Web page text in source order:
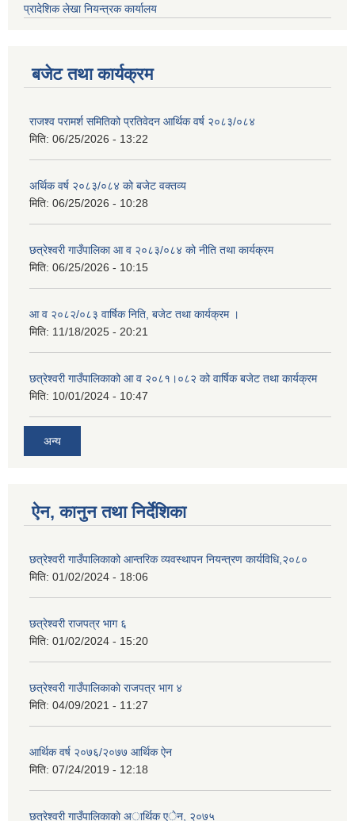
प्रादेशिक लेखा नियन्त्रक कार्यालय
बजेट तथा कार्यक्रम
राजश्व परामर्श समितिको प्रतिवेदन आर्थिक वर्ष २०८३/०८४
मिति: 06/25/2026 - 13:22
अर्थिक वर्ष २०८३/०८४ को बजेट वक्तव्य
मिति: 06/25/2026 - 10:28
छत्रेश्वरी गाउँपालिका आ व २०८३/०८४ को नीति तथा कार्यक्रम
मिति: 06/25/2026 - 10:15
आ व २०८२/०८३ वार्षिक निति, बजेट तथा कार्यक्रम ।
मिति: 11/18/2025 - 20:21
छत्रेश्वरी गाउँपालिकाको आ व २०८१।०८२ को वार्षिक बजेट तथा कार्यक्रम
मिति: 10/01/2024 - 10:47
अन्य
ऐन, कानुन तथा निर्देशिका
छत्रेश्वरी गाउँपालिकाको आन्तरिक व्यवस्थापन नियन्त्रण कार्यविधि,२०८०
मिति: 01/02/2024 - 18:06
छत्रेश्वरी राजपत्र भाग ६
मिति: 01/02/2024 - 15:20
छत्रेश्वरी गाउँपालिकाकाे राजपत्र भाग ४
मिति: 04/09/2021 - 11:27
आर्थिक वर्ष २०७६/२०७७ आर्थिक ऐन
मिति: 07/24/2019 - 12:18
छत्रेश्वरी गाउँपालिकाकाे अार्थिक एेन, २०७५